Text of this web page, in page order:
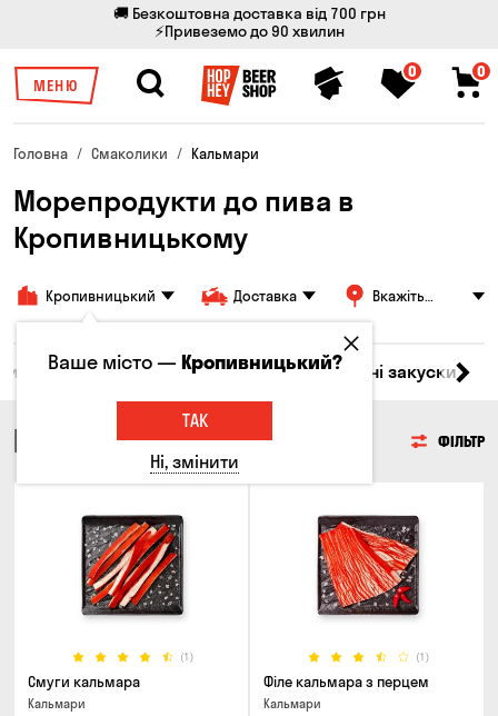
🚚 Безкоштовна доставка від 700 грн
⚡Привеземо до 90 хвилин
МЕНЮ
0 0
Головна Смаколики Кальмари
Морепродукти до пива в
Кропивницькому
Кропивницький Доставка
Вкажіть
М'ясо Риба Морепродукти Сирні закуски
МОРЕПРОДУКТИ ФІЛЬТР
(1)
Смуги кальмара
Кальмари
(1)
Філе кальмара з перцем
Кальмари
Ваше місто —Кропивницький?
ТАК
Ні, змінити